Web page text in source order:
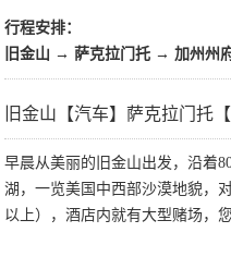
行程安排：
旧金山 → 萨克拉门托 → 加州州
旧金山【汽车】萨克拉门托
早晨从美丽的旧金山出发，沿着
湖，一览美国中西部沙漠地貌，
以上），酒店内就有大型赌场，